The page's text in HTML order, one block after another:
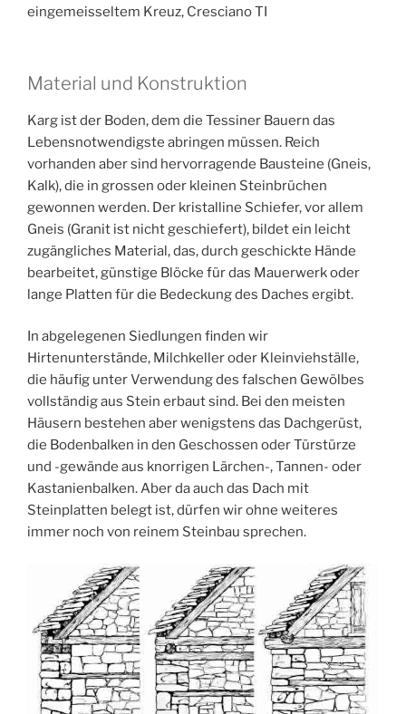
eingemeisseltem Kreuz, Cresciano TI
Material und Konstruktion
Karg ist der Boden, dem die Tessiner Bauern das
Lebensnotwendigste abringen müssen. Reich
vorhanden aber sind hervorragende Bausteine (Gneis,
Kalk), die in grossen oder kleinen Steinbrüchen
gewonnen werden. Der kristalline Schiefer, vor allem
Gneis (Granit ist nicht geschiefert), bildet ein leicht
zugängliches Material, das, durch geschickte Hände
bearbeitet, günstige Blöcke für das Mauerwerk oder
lange Platten für die Bedeckung des Daches ergibt.
In abgelegenen Siedlungen finden wir
Hirtenunterstände, Milchkeller oder Kleinviehställe,
die häufig unter Verwendung des falschen Gewölbes
vollständig aus Stein erbaut sind. Bei den meisten
Häusern bestehen aber wenigstens das Dachgerüst,
die Bodenbalken in den Geschossen oder Türstürze
und -gewände aus knorrigen Lärchen-, Tannen- oder
Kastanienbalken. Aber da auch das Dach mit
Steinplatten belegt ist, dürfen wir ohne weiteres
immer noch von reinem Steinbau sprechen.